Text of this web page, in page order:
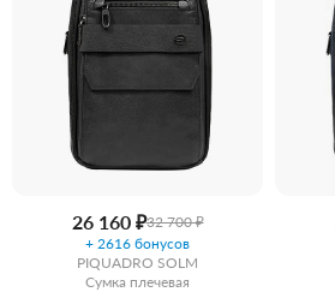
26 160 ₽32 700 ₽
+ 2616 бонусов
PIQUADRO SOLM
Сумка плечевая